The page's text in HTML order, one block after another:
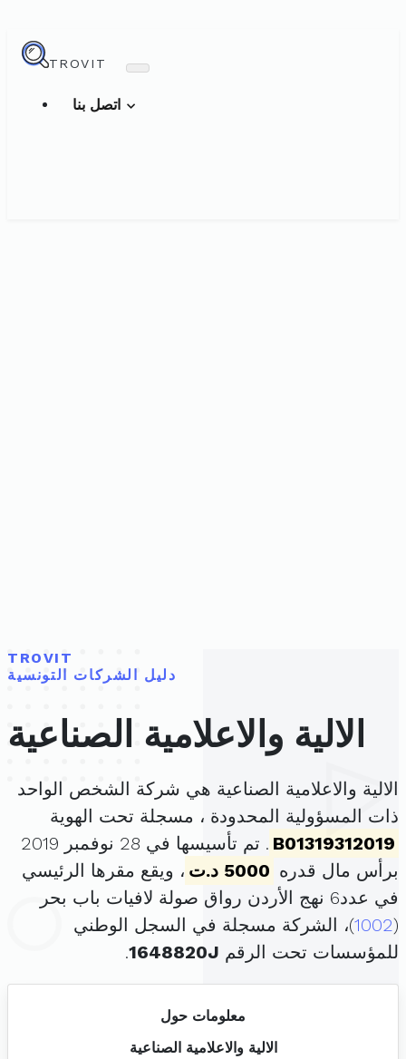
TROVIT
TROVIT
دليل الشركات التونسية
الالية والاعلامية الصناعية
الالية والاعلامية الصناعية هي شركة الشخص الواحد
ذات المسؤولية المحدودة ، مسجلة تحت الهوية
B01319312019
. تم تأسيسها في 28 نوفمبر 2019
برأس مال قدره 5000 د.ت
، ويقع مقرها الرئيسي
في عدد6 نهج الأردن رواق صولة لافيات باب بحر
(
1002)، الشركة مسجلة في السجل الوطني
للمؤسسات تحت الرقم 1648820J
.
معلومات حول
الالية والاعلامية الصناعية